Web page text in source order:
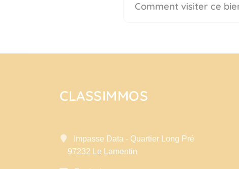
Comment visiter ce
CLASSIMMOS
Impasse Data - Quartier Long Pré
97232 Le Lamentin